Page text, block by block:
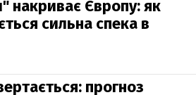
накриває Європу: як
сильна спека в
прогноз